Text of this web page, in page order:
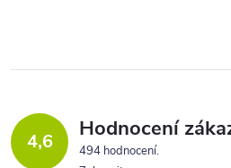
p
v
k
o
á
n 4,6 Hodnocení
494 hodnocení